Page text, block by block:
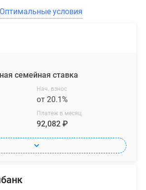
Оптимальные условия
семейная ставка
Нач. взнос
от 20.1%
Платеж в месяц
92,082 ₽